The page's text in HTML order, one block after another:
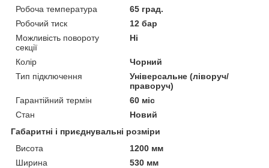
Робоча температура
65 град.
Робочий тиск
12 бар
Можливість повороту
секції
Ні
Колір
Чорний
Тип підключення
Універсальне (ліворуч/
праворуч)
Гарантійний термін
60 міс
Стан
Новий
Габаритні і приєднувальні розміри
Висота
1200 мм
Ширина
530 мм